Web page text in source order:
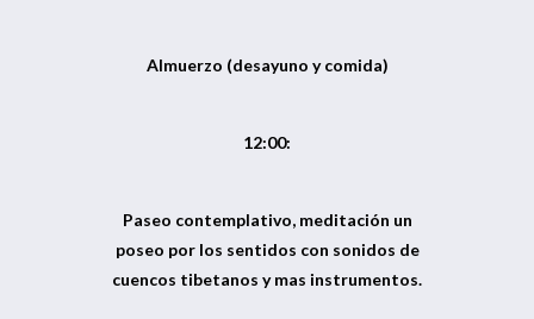
Almuerzo (desayuno y comida)
12:00:
Paseo contemplativo, meditación un
poseo por los sentidos con sonidos de
cuencos tibetanos y mas instrumentos.